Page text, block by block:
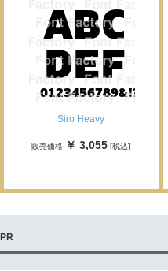
Siro Heavy
販売価格 ￥ 3,055 [税込]
PR